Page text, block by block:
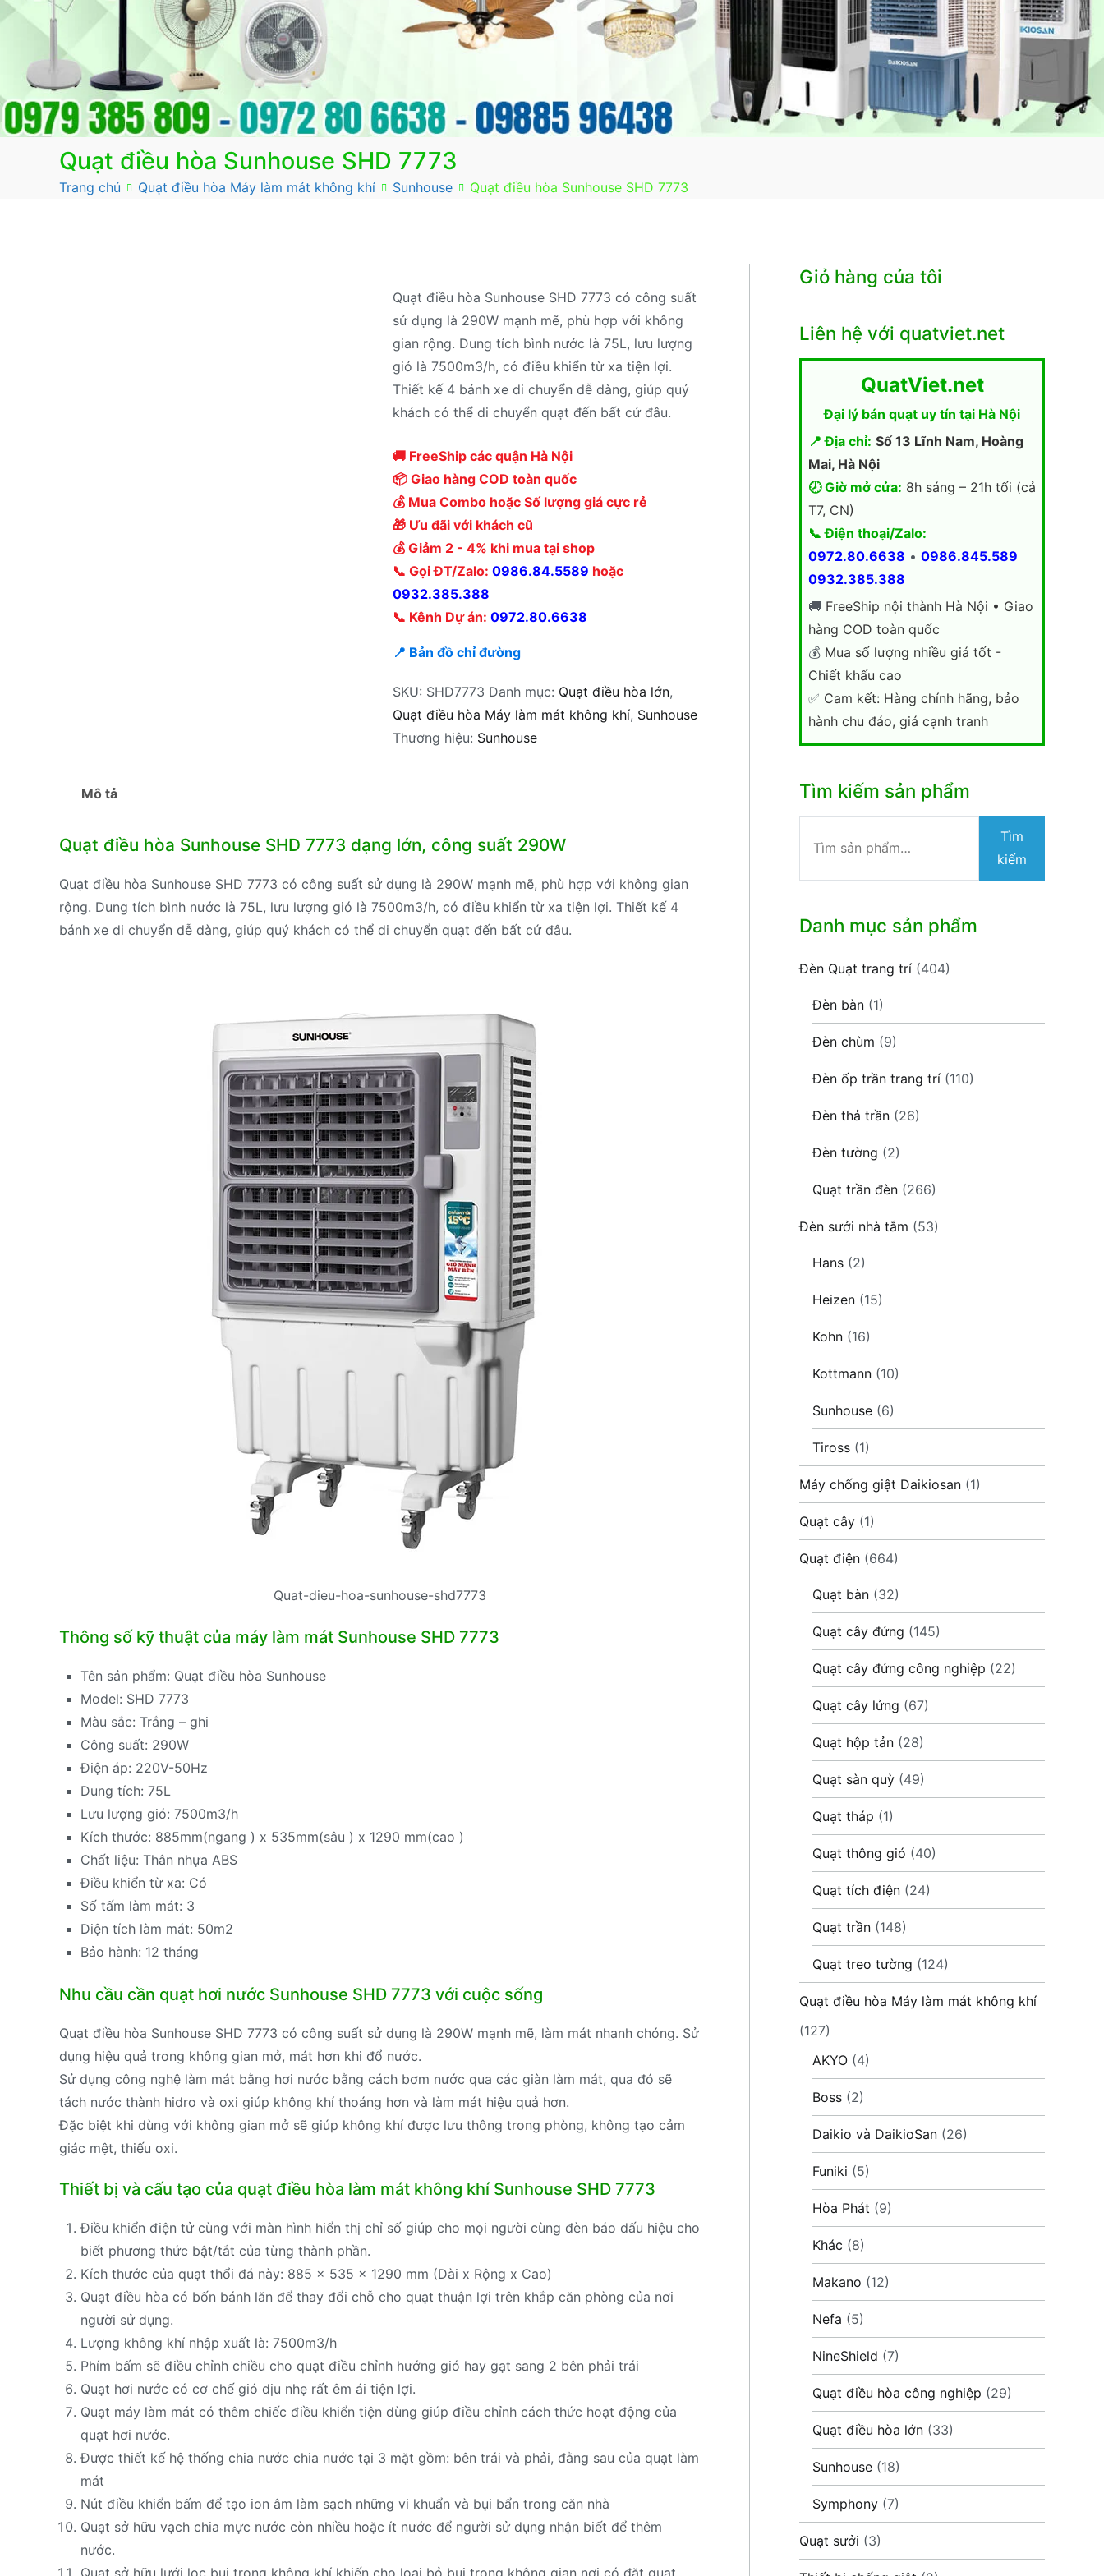
Quạt điều hòa Sunhouse SHD 7773
Trang chủ Quạt điều hòa Máy làm mát không khí Sunhouse Quạt điều hòa Sunhouse SHD 7773
Quạt điều hòa Sunhouse SHD 7773 có công suất
sử dụng là 290W mạnh mẽ, phù hợp với không
gian rộng. Dung tích bình nước là 75L, lưu lượng
gió là 7500m3/h, có điều khiển từ xa tiện lợi.
Thiết kế 4 bánh xe di chuyển dễ dàng, giúp quý
khách có thể di chuyển quạt đến bất cứ đâu.
🚚 FreeShip các quận Hà Nội
📦 Giao hàng COD toàn quốc
💰 Mua Combo hoặc Số lượng giá cực rẻ
🎁 Ưu đãi với khách cũ
💰 Giảm 2 - 4% khi mua tại shop
📞 Gọi ĐT/Zalo: 0986.84.5589 hoặc
0932.385.388
📞 Kênh Dự án: 0972.80.6638
📍 Bản đồ chỉ đường
SKU: SHD7773 Danh mục: Quạt điều hòa lớn,
Quạt điều hòa Máy làm mát không khí, Sunhouse
Thương hiệu: Sunhouse
Mô tả
Quạt điều hòa Sunhouse SHD 7773 dạng lớn, công suất 290W
Quạt điều hòa Sunhouse SHD 7773 có công suất sử dụng là 290W mạnh mẽ, phù hợp với không gian
rộng. Dung tích bình nước là 75L, lưu lượng gió là 7500m3/h, có điều khiển từ xa tiện lợi. Thiết kế 4
bánh xe di chuyển dễ dàng, giúp quý khách có thể di chuyển quạt đến bất cứ đâu.
Quat-dieu-hoa-sunhouse-shd7773
Thông số kỹ thuật của máy làm mát Sunhouse SHD 7773
Tên sản phẩm: Quạt điều hòa Sunhouse
Model: SHD 7773
Màu sắc: Trắng – ghi
Công suất: 290W
Điện áp: 220V-50Hz
Dung tích: 75L
Lưu lượng gió: 7500m3/h
Kích thước: 885mm(ngang ) x 535mm(sâu ) x 1290 mm(cao )
Chất liệu: Thân nhựa ABS
Điều khiển từ xa: Có
Số tấm làm mát: 3
Diện tích làm mát: 50m2
Bảo hành: 12 tháng
Nhu cầu cần quạt hơi nước Sunhouse SHD 7773 với cuộc sống
Quạt điều hòa Sunhouse SHD 7773 có công suất sử dụng là 290W mạnh mẽ, làm mát nhanh chóng. Sử
dụng hiệu quả trong không gian mở, mát hơn khi đổ nước.
Sử dụng công nghệ làm mát bằng hơi nước bằng cách bơm nước qua các giàn làm mát, qua đó sẽ
tách nước thành hidro và oxi giúp không khí thoáng hơn và làm mát hiệu quả hơn.
Đặc biệt khi dùng với không gian mở sẽ giúp không khí được lưu thông trong phòng, không tạo cảm
giác mệt, thiếu oxi.
Thiết bị và cấu tạo của quạt điều hòa làm mát không khí Sunhouse SHD 7773
Điều khiển điện tử cùng với màn hình hiển thị chỉ số giúp cho mọi người cùng đèn báo dấu hiệu cho
biết phương thức bật/tắt của từng thành phần.
Kích thước của quạt thổi đá này: 885 x 535 x 1290 mm (Dài x Rộng x Cao)
Quạt điều hòa có bốn bánh lăn để thay đổi chỗ cho quạt thuận lợi trên khắp căn phòng của nơi
người sử dụng.
Lượng không khí nhập xuất là: 7500m3/h
Phím bấm sẽ điều chỉnh chiều cho quạt điều chỉnh hướng gió hay gạt sang 2 bên phải trái
Quạt hơi nước có cơ chế gió dịu nhẹ rất êm ái tiện lợi.
Quạt máy làm mát có thêm chiếc điều khiển tiện dùng giúp điều chỉnh cách thức hoạt động của
quạt hơi nước.
Được thiết kế hệ thống chia nước chia nước tại 3 mặt gồm: bên trái và phải, đằng sau của quạt làm
mát
Nút điều khiển bấm để tạo ion âm làm sạch những vi khuẩn và bụi bẩn trong căn nhà
Quạt sở hữu vạch chia mực nước còn nhiều hoặc ít nước để người sử dụng nhận biết để thêm
nước.
Quạt sở hữu lưới lọc bụi trong không khí khiến cho loại bỏ bụi trong không gian nơi có đặt quạt
Giỏ hàng của tôi
Liên hệ với quatviet.net
QuatViet.net
Đại lý bán quạt uy tín tại Hà Nội
📍 Địa chỉ: Số 13 Lĩnh Nam, Hoàng
Mai, Hà Nội
🕗 Giờ mở cửa: 8h sáng – 21h tối (cả
T7, CN)
📞 Điện thoại/Zalo:
0972.80.6638 • 0986.845.589
0932.385.388
🚚 FreeShip nội thành Hà Nội • Giao
hàng COD toàn quốc
💰 Mua số lượng nhiều giá tốt -
Chiết khấu cao
✅ Cam kết: Hàng chính hãng, bảo
hành chu đáo, giá cạnh tranh
Tìm kiếm sản phẩm
kiếm:
Tìm
kiếm
Danh mục sản phẩm
Đèn Quạt trang trí (404)
Đèn bàn (1)
Đèn chùm (9)
Đèn ốp trần trang trí (110)
Đèn thả trần (26)
Đèn tường (2)
Quạt trần đèn (266)
Đèn sưởi nhà tắm (53)
Hans (2)
Heizen (15)
Kohn (16)
Kottmann (10)
Sunhouse (6)
Tiross (1)
Máy chống giật Daikiosan (1)
Quạt cây (1)
Quạt điện (664)
Quạt bàn (32)
Quạt cây đứng (145)
Quạt cây đứng công nghiệp (22)
Quạt cây lửng (67)
Quạt hộp tản (28)
Quạt sàn quỳ (49)
Quạt tháp (1)
Quạt thông gió (40)
Quạt tích điện (24)
Quạt trần (148)
Quạt treo tường (124)
Quạt điều hòa Máy làm mát không khí
(127)
AKYO (4)
Boss (2)
Daikio và DaikioSan (26)
Funiki (5)
Hòa Phát (9)
Khác (8)
Makano (12)
Nefa (5)
NineShield (7)
Quạt điều hòa công nghiệp (29)
Quạt điều hòa lớn (33)
Sunhouse (18)
Symphony (7)
Quạt sưởi (3)